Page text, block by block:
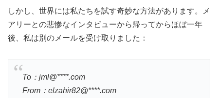
しかし、世界には私たちを試す奇妙な方法があります。メ
アリーとの悲惨なインタビューから帰ってからほぼ一年
後、私は別のメールを受け取りました：
To：jml@****.com
From：elzahir82@****.com